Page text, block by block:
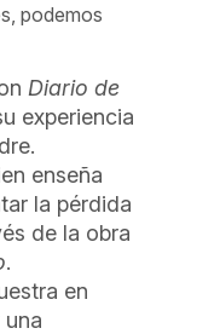
podemos
Diario de
experiencia
enseña
la pérdida
de la obra
.
en
una